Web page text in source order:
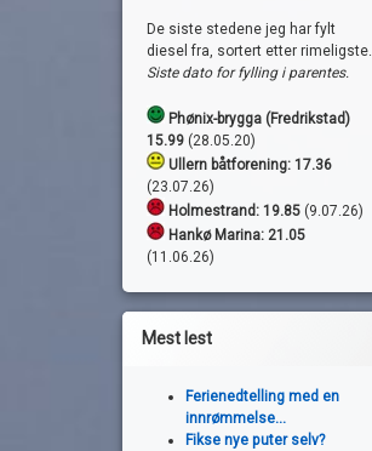
De siste stedene jeg har fylt
diesel fra, sortert etter rimeligste.
Siste dato for fylling i parentes.
Phønix-brygga (Fredrikstad)
15.99 (28.05.20)
Ullern båtforening: 17.36
(23.07.26)
Holmestrand: 19.85(9.07.26)
Hankø Marina: 21.05
(11.06.26)
Mest lest
Ferienedtelling med en
innrømmelse...
Fikse nye puter selv?